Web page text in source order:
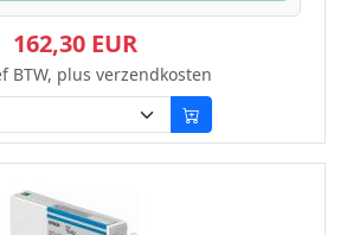
162,30 EUR
BTW, plus verzendkosten